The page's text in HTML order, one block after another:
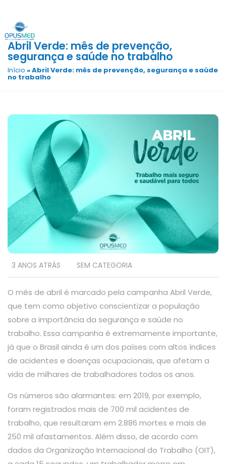
Abril Verde: mês de prevenção,
segurança e saúde no trabalho
Início »Abril Verde: mês de prevenção, segurança e saúde
no trabalho
3 ANOS ATRÁS SEM CATEGORIA
O mês de abril é marcado pela campanha Abril Verde,
que tem como objetivo conscientizar a população
sobre a importância da segurança e saúde no
trabalho. Essa campanha é extremamente importante,
já que o Brasil ainda é um dos países com altos índices
de acidentes e doenças ocupacionais, que afetam a
vida de milhares de trabalhadores todos os anos.
Os números são alarmantes: em 2019, por exemplo,
foram registrados mais de 700 mil acidentes de
trabalho, que resultaram em 2.886 mortes e mais de
250 mil afastamentos. Além disso, de acordo com
dados da Organização Internacional do Trabalho (OIT),